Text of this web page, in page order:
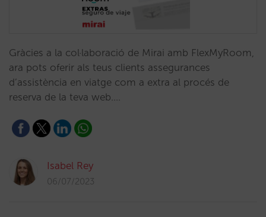
Gràcies a la col·laboració de Mirai amb FlexMyRoom,
ara pots oferir als teus clients assegurances
d’assistència en viatge com a extra al procés de
reserva de la teva web.…
Isabel Rey
06/07/2023